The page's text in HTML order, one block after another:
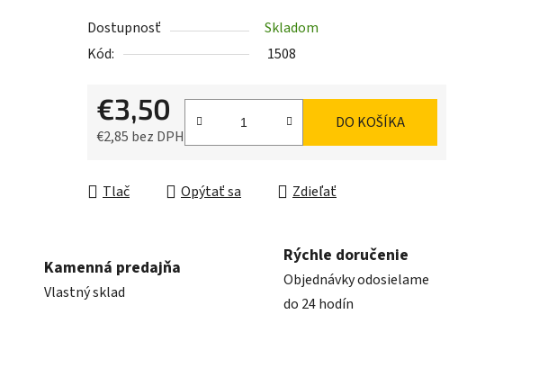
hviezdičiek.
Dostupnosť
Skladom
Kód:
1508
€3,50
€2,85 bez DPH
DO KOŠÍKA
Tlač Opýtať sa Zdieľať
Kamenná predajňa
Vlastný sklad
Rýchle doručenie
Objednávky odosielame
do 24 hodín